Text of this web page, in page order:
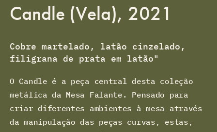
Candle (Vela), 2021
Cobre martelado, latão cinzelado,
filigrana de prata em latão"
O Candle é a peça central desta coleção
metálica da Mesa Falante. Pensado para
criar diferentes ambientes à mesa através
da manipulação das peças curvas, estas,